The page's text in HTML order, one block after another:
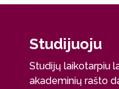
Studijuoju
Studijų laikotarpiu
akademinių rašto